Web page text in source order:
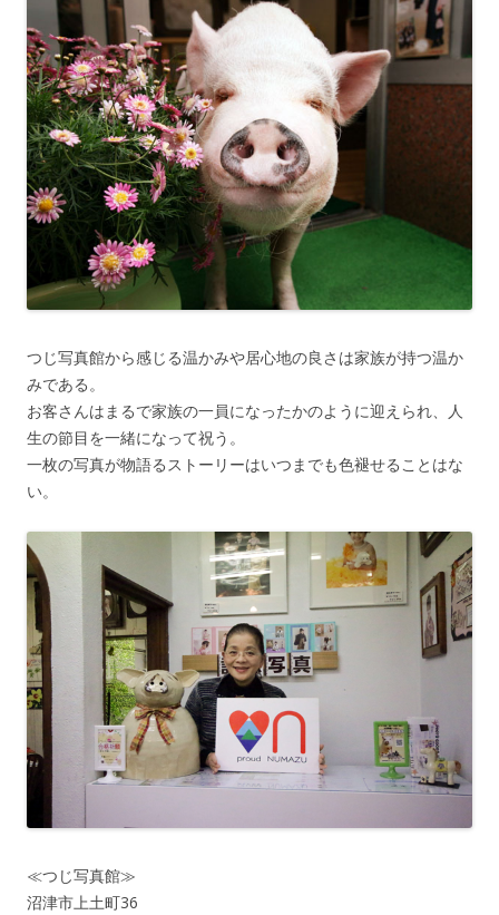
つじ写真館から感じる温かみや居心地の良さは家族が持つ温か
みである。
お客さんはまるで家族の一員になったかのように迎えられ、人
生の節目を一緒になって祝う。
一枚の写真が物語るストーリーはいつまでも色褪せることはな
い。
≪つじ写真館≫
沼津市上土町36